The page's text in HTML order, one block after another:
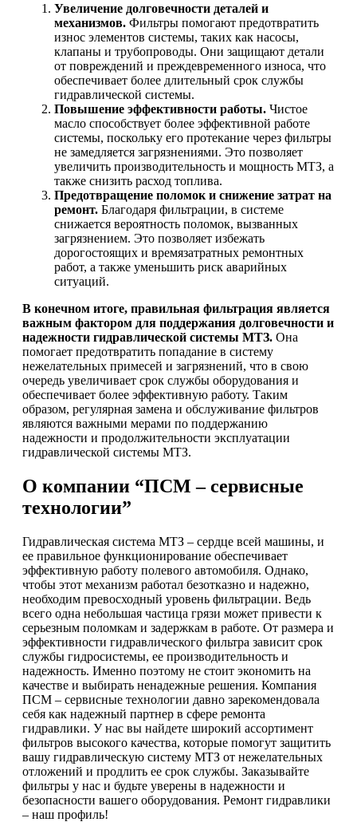
Увеличение долговечности деталей и
механизмов. Фильтры помогают предотвратить
износ элементов системы, таких как насосы,
клапаны и трубопроводы. Они защищают детали
от повреждений и преждевременного износа, что
обеспечивает более длительный срок службы
гидравлической системы.
Повышение эффективности работы. Чистое
масло способствует более эффективной работе
системы, поскольку его протекание через фильтры
не замедляется загрязнениями. Это позволяет
увеличить производительность и мощность МТЗ, а
также снизить расход топлива.
Предотвращение поломок и снижение затрат на
ремонт. Благодаря фильтрации, в системе
снижается вероятность поломок, вызванных
загрязнением. Это позволяет избежать
дорогостоящих и времязатратных ремонтных
работ, а также уменьшить риск аварийных
ситуаций.
В конечном итоге, правильная фильтрация является
важным фактором для поддержания долговечности и
надежности гидравлической системы МТЗ. Она
помогает предотвратить попадание в систему
нежелательных примесей и загрязнений, что в свою
очередь увеличивает срок службы оборудования и
обеспечивает более эффективную работу. Таким
образом, регулярная замена и обслуживание фильтров
являются важными мерами по поддержанию
надежности и продолжительности эксплуатации
гидравлической системы МТЗ.
О компании “ПСМ – сервисные
технологии”
Гидравлическая система МТЗ – сердце всей машины, и
ее правильное функционирование обеспечивает
эффективную работу полевого автомобиля. Однако,
чтобы этот механизм работал безотказно и надежно,
необходим превосходный уровень фильтрации. Ведь
всего одна небольшая частица грязи может привести к
серьезным поломкам и задержкам в работе. От размера и
эффективности гидравлического фильтра зависит срок
службы гидросистемы, ее производительность и
надежность. Именно поэтому не стоит экономить на
качестве и выбирать ненадежные решения. Компания
ПСМ – сервисные технологии давно зарекомендовала
себя как надежный партнер в сфере ремонта
гидравлики. У нас вы найдете широкий ассортимент
фильтров высокого качества, которые помогут защитить
вашу гидравлическую систему МТЗ от нежелательных
отложений и продлить ее срок службы. Заказывайте
фильтры у нас и будьте уверены в надежности и
безопасности вашего оборудования. Ремонт гидравлики
– наш профиль!